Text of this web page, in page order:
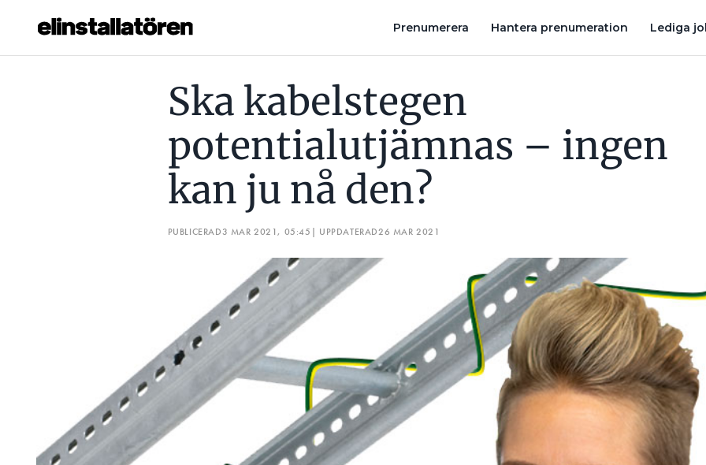
Prenumerera Hantera prenumeration Lediga
Hantera prenumeration
SEARCH
Ska kabelstegen
potential­utjämnas – ingen
kan ju nå den?
PUBLICERAD3 MAR 2021, 05:45 | UPPDATERAD26 MAR 2021
SKA KABELSTEGEN POTENTIAL­UTJÄMNAS – INGEN KAN JU NÅ DEN? MÅSTE KABLAR ALLTID LIGGA I RÖR – OM DE GÅR I